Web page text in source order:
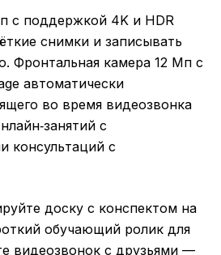
с поддержкой 4K и HDR
снимки и записывать
Фронтальная камера 12 Мп с
автоматически
во время видеозвонка
с
консультаций с
доску с конспектом на
обучающий ролик для
видеозвонок с друзьями —